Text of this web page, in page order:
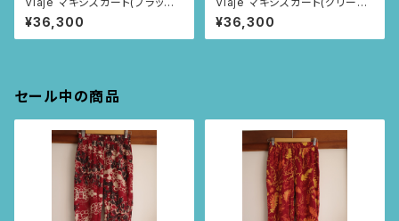
いちごとあり柄)
¥36,300
いちごとあり柄)
¥36,300
セール中の商品